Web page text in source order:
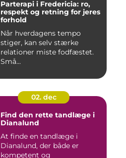
Parterapi i Fredericia: ro,
respekt og retning for jeres
forhold
Når hverdagens tempo
stiger, kan selv stærke
relationer miste fodfæstet.
Små...
02. dec
Find den rette tandlæge i
Dianalund
At finde en tandlæge i
Dianalund, der både er
kompetent og